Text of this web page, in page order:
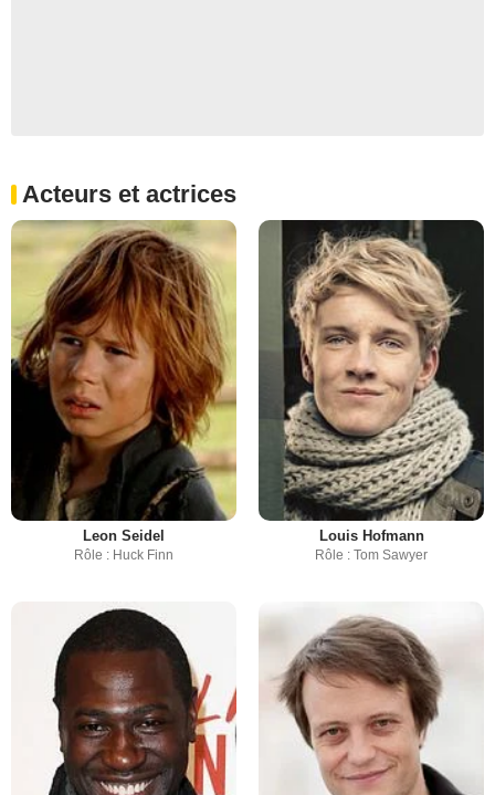
Acteurs et actrices
Leon Seidel
Rôle : Huck Finn
Louis Hofmann
Rôle : Tom Sawyer